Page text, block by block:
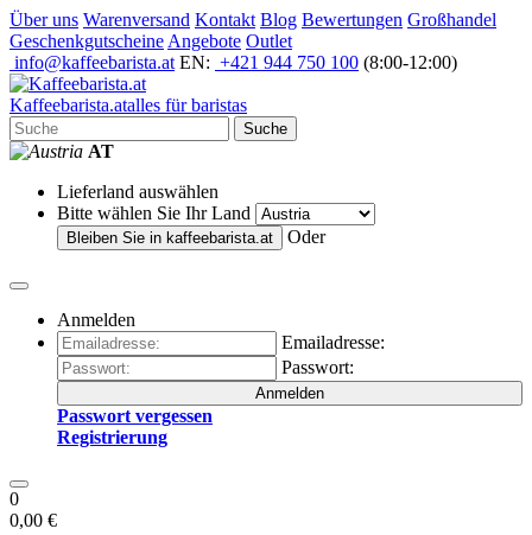
Über uns Warenversand Kontakt Blog Bewertungen Großhandel
Geschenkgutscheine Angebote Outlet
info@kaffeebarista.at EN: +421 944 750 100 (8:00-12:00)
Kaffeebarista.atalles für baristas
Suche
AT
Lieferland auswählen
Bitte wählen Sie Ihr Land
Bleiben Sie in kaffeebarista.at Oder
Anmelden
Emailadresse:
Passwort:
Anmelden
Passwort vergessen
Registrierung
0
0,00 €